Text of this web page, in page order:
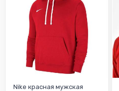
Nike красная мужская